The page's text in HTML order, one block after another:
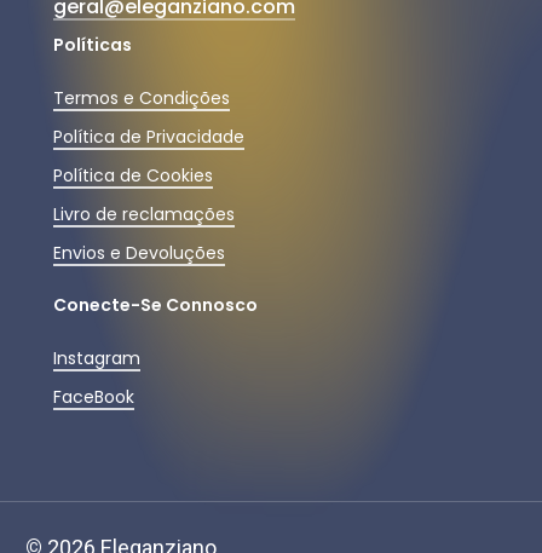
geral@eleganziano.com
Políticas
Termos e Condições
Política de Privacidade
Política de Cookies
Livro de reclamações
Envios e Devoluções
Conecte-Se Connosco
Instagram
FaceBook